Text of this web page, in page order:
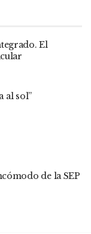
El
al sol”
de la SEP